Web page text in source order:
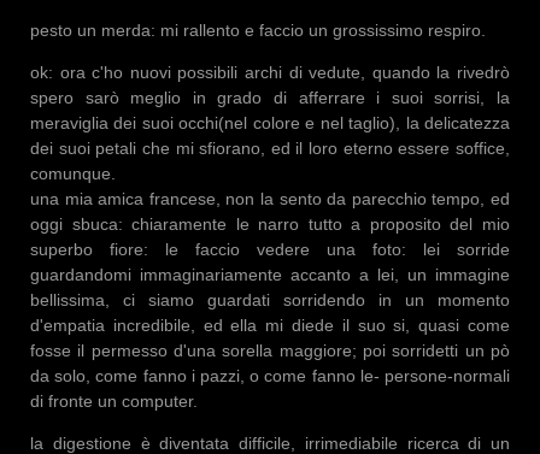
pesto un merda: mi rallento e faccio un grossissimo respiro.
ok: ora c'ho nuovi possibili archi di vedute, quando la rivedrò
spero sarò meglio in grado di afferrare i suoi sorrisi, la
meraviglia dei suoi occhi(nel colore e nel taglio), la delicatezza
dei suoi petali che mi sfiorano, ed il loro eterno essere soffice,
comunque.
una mia amica francese, non la sento da parecchio tempo, ed
oggi sbuca: chiaramente le narro tutto a proposito del mio
superbo fiore: le faccio vedere una foto: lei sorride
guardandomi immaginariamente accanto a lei, un immagine
bellissima, ci siamo guardati sorridendo in un momento
d'empatia incredibile, ed ella mi diede il suo si, quasi come
fosse il permesso d'una sorella maggiore; poi sorridetti un pò
da solo, come fanno i pazzi, o come fanno le- persone-normali
di fronte un computer.
la digestione è diventata difficile, irrimediabile ricerca di un